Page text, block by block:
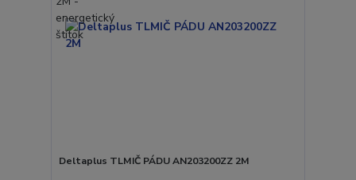
Deltaplus TLMIČ PÁDU AN203200ZZ 2M